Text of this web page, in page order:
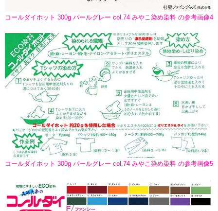
コールダイホット 300g パールグレー col.74 みやこ染め染料 の参考画像4
コールダイホット 300g パールグレー col.74 みやこ染め染料 の参考画像5